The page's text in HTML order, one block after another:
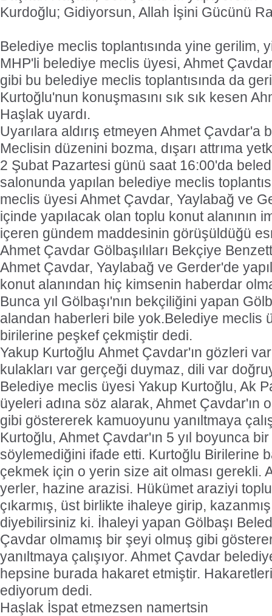
Kurdoğlu; Gidiyorsun, Allah İşini Gücünü
Belediye meclis toplantısında yine gerilim,
MHP'li belediye meclis üyesi, Ahmet
gibi bu belediye meclis toplantısında da
Kurtoğlu'nun konuşmasını sık sık kesen
Haşlak uyardı.
Uyarılara aldırış etmeyen Ahmet Çavdar'a
Meclisin düzenini bozma, dışarı attrıma
2 Şubat Pazartesi günü saat 16:00'da
salonunda yapılan belediye meclis
meclis üyesi Ahmet Çavdar, Yaylabağ ve
içinde yapılacak olan toplu konut alanının
içeren gündem maddesinin görüşüldüğü
Ahmet Çavdar Gölbaşılıları Bekçiye
Ahmet Çavdar, Yaylabağ ve Gerder'de
konut alanından hiç kimsenin haberdar
Bunca yıl Gölbaşı'nın bekçiliğini yapan
alandan haberleri bile yok.Belediye meclis
birilerine peşkef çekmiştir dedi.
Yakup Kurtoğlu Ahmet Çavdar'ın gözleri
kulakları var gerçeği duymaz, dili var
Belediye meclis üyesi Yakup Kurtoğlu, Ak
üyeleri adına söz alarak, Ahmet Çavdar'ın
gibi göstererek kamuoyunu yanıltmaya
Kurtoğlu, Ahmet Çavdar'ın 5 yıl boyunca
söylemediğini ifade etti. Kurtoğlu Birilerine
çekmek için o yerin size ait olması gerekli.
yerler, hazine arazisi. Hükümet araziyi
çıkarmış, üst birlikte ihaleye girip,
diyebilirsiniz ki. İhaleyi yapan Gölbaşı
Çavdar olmamış bir şeyi olmuş gibi
yanıltmaya çalışıyor. Ahmet Çavdar
hepsine burada hakaret etmiştir.
ediyorum dedi.
Haşlak İspat etmezsen namertsin